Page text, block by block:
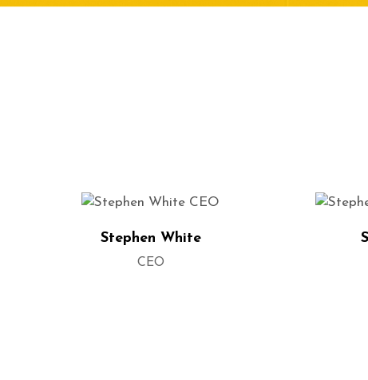
Stephen White
CEO